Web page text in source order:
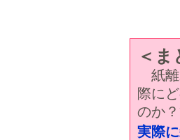
＜ま
紙離
際に
のか
実際